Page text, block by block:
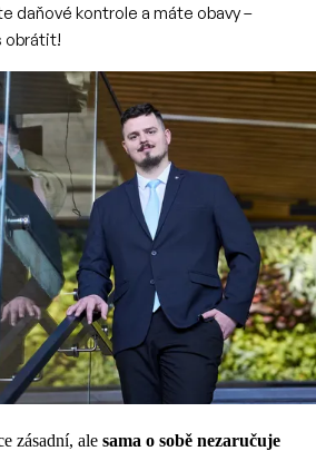
daňové kontrole a máte obavy –
obrátit!
zásadní, ale sama o sobě nezaručuje